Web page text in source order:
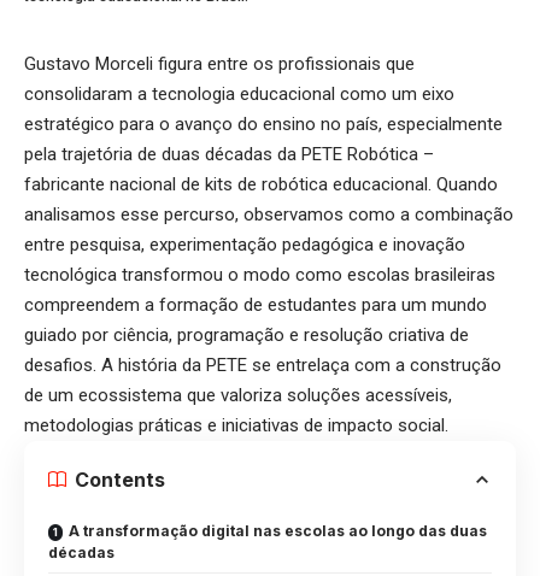
Gustavo Morceli figura entre os profissionais que
consolidaram a tecnologia educacional como um eixo
estratégico para o avanço do ensino no país, especialmente
pela trajetória de duas décadas da PETE Robótica –
fabricante nacional de kits de robótica educacional. Quando
analisamos esse percurso, observamos como a combinação
entre pesquisa, experimentação pedagógica e inovação
tecnológica transformou o modo como escolas brasileiras
compreendem a formação de estudantes para um mundo
guiado por ciência, programação e resolução criativa de
desafios. A história da PETE se entrelaça com a construção
de um ecossistema que valoriza soluções acessíveis,
metodologias práticas e iniciativas de impacto social.
Contents
A transformação digital nas escolas ao longo das duas
décadas